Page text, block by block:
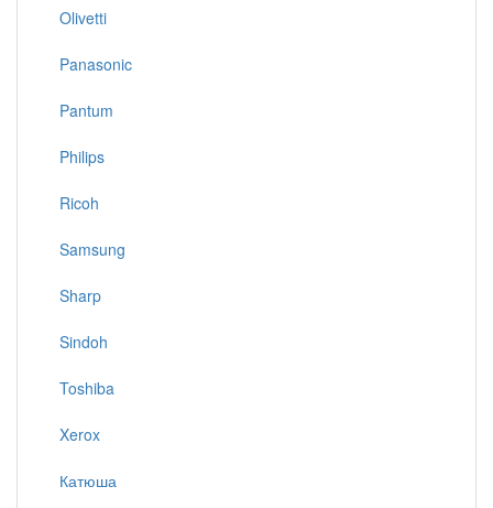
Olivetti
Panasonic
Pantum
Philips
Ricoh
Samsung
Sharp
Sindoh
Toshiba
Xerox
Катюша